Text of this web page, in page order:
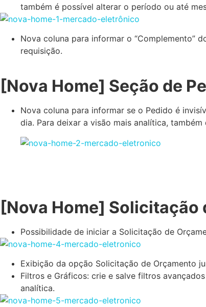
também é possível alterar o período ou até
Nova coluna para informar o “Complemento”
requisição.
[Nova Home] Seção de
Nova coluna para informar se o Pedido é
dia. Para deixar a visão mais analítica,
[Nova Home] Solicitação
Possibilidade de iniciar a Solicitação de
Exibição da opção Solicitação de Orçamento
Filtros e Gráficos: crie e salve filtros
analítica.